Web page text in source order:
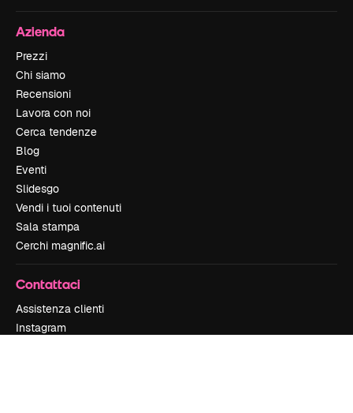
Azienda
Prezzi
Chi siamo
Recensioni
Lavora con noi
Cerca tendenze
Blog
Eventi
Slidesgo
Vendi i tuoi contenuti
Sala stampa
Cerchi magnific.ai
Contattaci
Assistenza clienti
Instagram